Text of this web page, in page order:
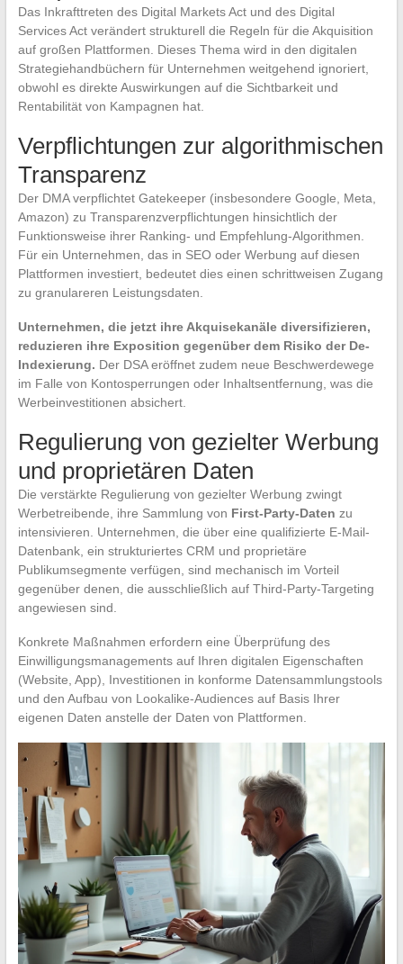
Das Inkrafttreten des Digital Markets Act und des Digital
Services Act verändert strukturell die Regeln für die Akquisition
auf großen Plattformen. Dieses Thema wird in den digitalen
Strategiehandbüchern für Unternehmen weitgehend ignoriert,
obwohl es direkte Auswirkungen auf die Sichtbarkeit und
Rentabilität von Kampagnen hat.
Verpflichtungen zur algorithmischen
Transparenz
Der DMA verpflichtet Gatekeeper (insbesondere Google, Meta,
Amazon) zu Transparenzverpflichtungen hinsichtlich der
Funktionsweise ihrer Ranking- und Empfehlung-Algorithmen.
Für ein Unternehmen, das in SEO oder Werbung auf diesen
Plattformen investiert, bedeutet dies einen schrittweisen Zugang
zu granulareren Leistungsdaten.
Unternehmen, die jetzt ihre Akquisekanäle diversifizieren,
reduzieren ihre Exposition gegenüber dem Risiko der De-
Indexierung. Der DSA eröffnet zudem neue Beschwerdewege
im Falle von Kontosperrungen oder Inhaltsentfernung, was die
Werbeinvestitionen absichert.
Regulierung von gezielter Werbung
und proprietären Daten
Die verstärkte Regulierung von gezielter Werbung zwingt
Werbetreibende, ihre Sammlung von First-Party-Daten zu
intensivieren. Unternehmen, die über eine qualifizierte E-Mail-
Datenbank, ein strukturiertes CRM und proprietäre
Publikumsegmente verfügen, sind mechanisch im Vorteil
gegenüber denen, die ausschließlich auf Third-Party-Targeting
angewiesen sind.
Konkrete Maßnahmen erfordern eine Überprüfung des
Einwilligungsmanagements auf Ihren digitalen Eigenschaften
(Website, App), Investitionen in konforme Datensammlungstools
und den Aufbau von Lookalike-Audiences auf Basis Ihrer
eigenen Daten anstelle der Daten von Plattformen.